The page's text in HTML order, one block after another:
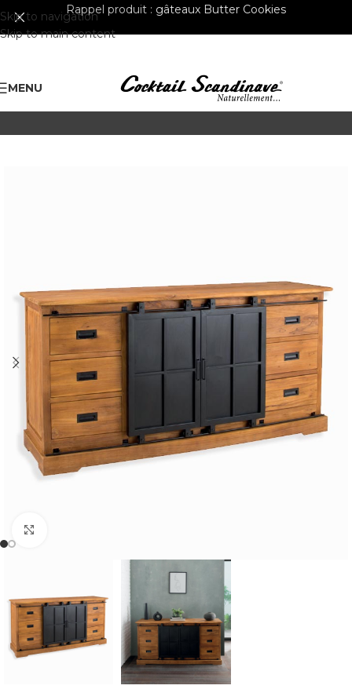
Skip to navigation
Skip to main content
Rappel produit : gâteaux Butter Cookies
MENU